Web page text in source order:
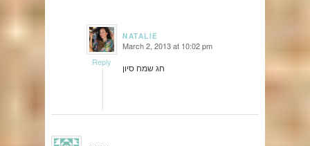
NATALIE
says: March 2, 2013 at 10:02 pm
חג שמח סיון Reply